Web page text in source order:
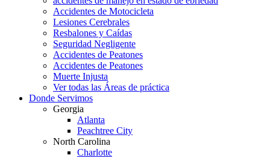
Accidentes de Motocicleta
Lesiones Cerebrales
Resbalones y Caídas
Seguridad Negligente
Accidentes de Peatones
Accidentes de Peatones
Muerte Injusta
Ver todas las Áreas de práctica
Donde Servimos
Georgia
Atlanta
Peachtree City
North Carolina
Charlotte